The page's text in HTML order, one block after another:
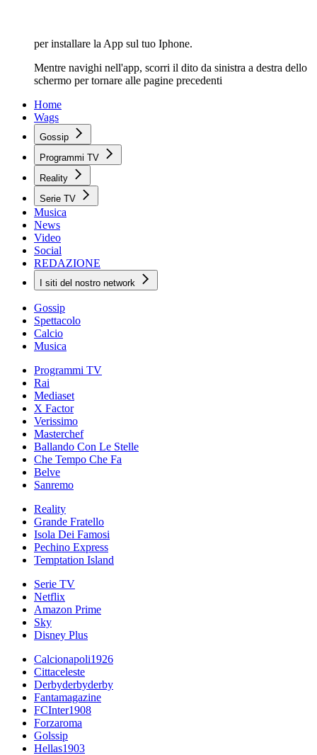
per installare la App sul tuo Iphone.
Mentre navighi nell'app, scorri il dito da sinistra a destra dello
schermo per tornare alle pagine precedenti
Home
Wags
Gossip
Programmi TV
Reality
Serie TV
Musica
News
Video
Social
REDAZIONE
I siti del nostro network
Gossip
Spettacolo
Calcio
Musica
Programmi TV
Rai
Mediaset
X Factor
Verissimo
Masterchef
Ballando Con Le Stelle
Che Tempo Che Fa
Belve
Sanremo
Reality
Grande Fratello
Isola Dei Famosi
Pechino Express
Temptation Island
Serie TV
Netflix
Amazon Prime
Sky
Disney Plus
Calcionapoli1926
Cittaceleste
Derbyderbyderby
Fantamagazine
FCInter1908
Forzaroma
Golssip
Hellas1903